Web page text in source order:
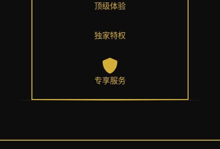
顶级体验
独家特权
专享服务